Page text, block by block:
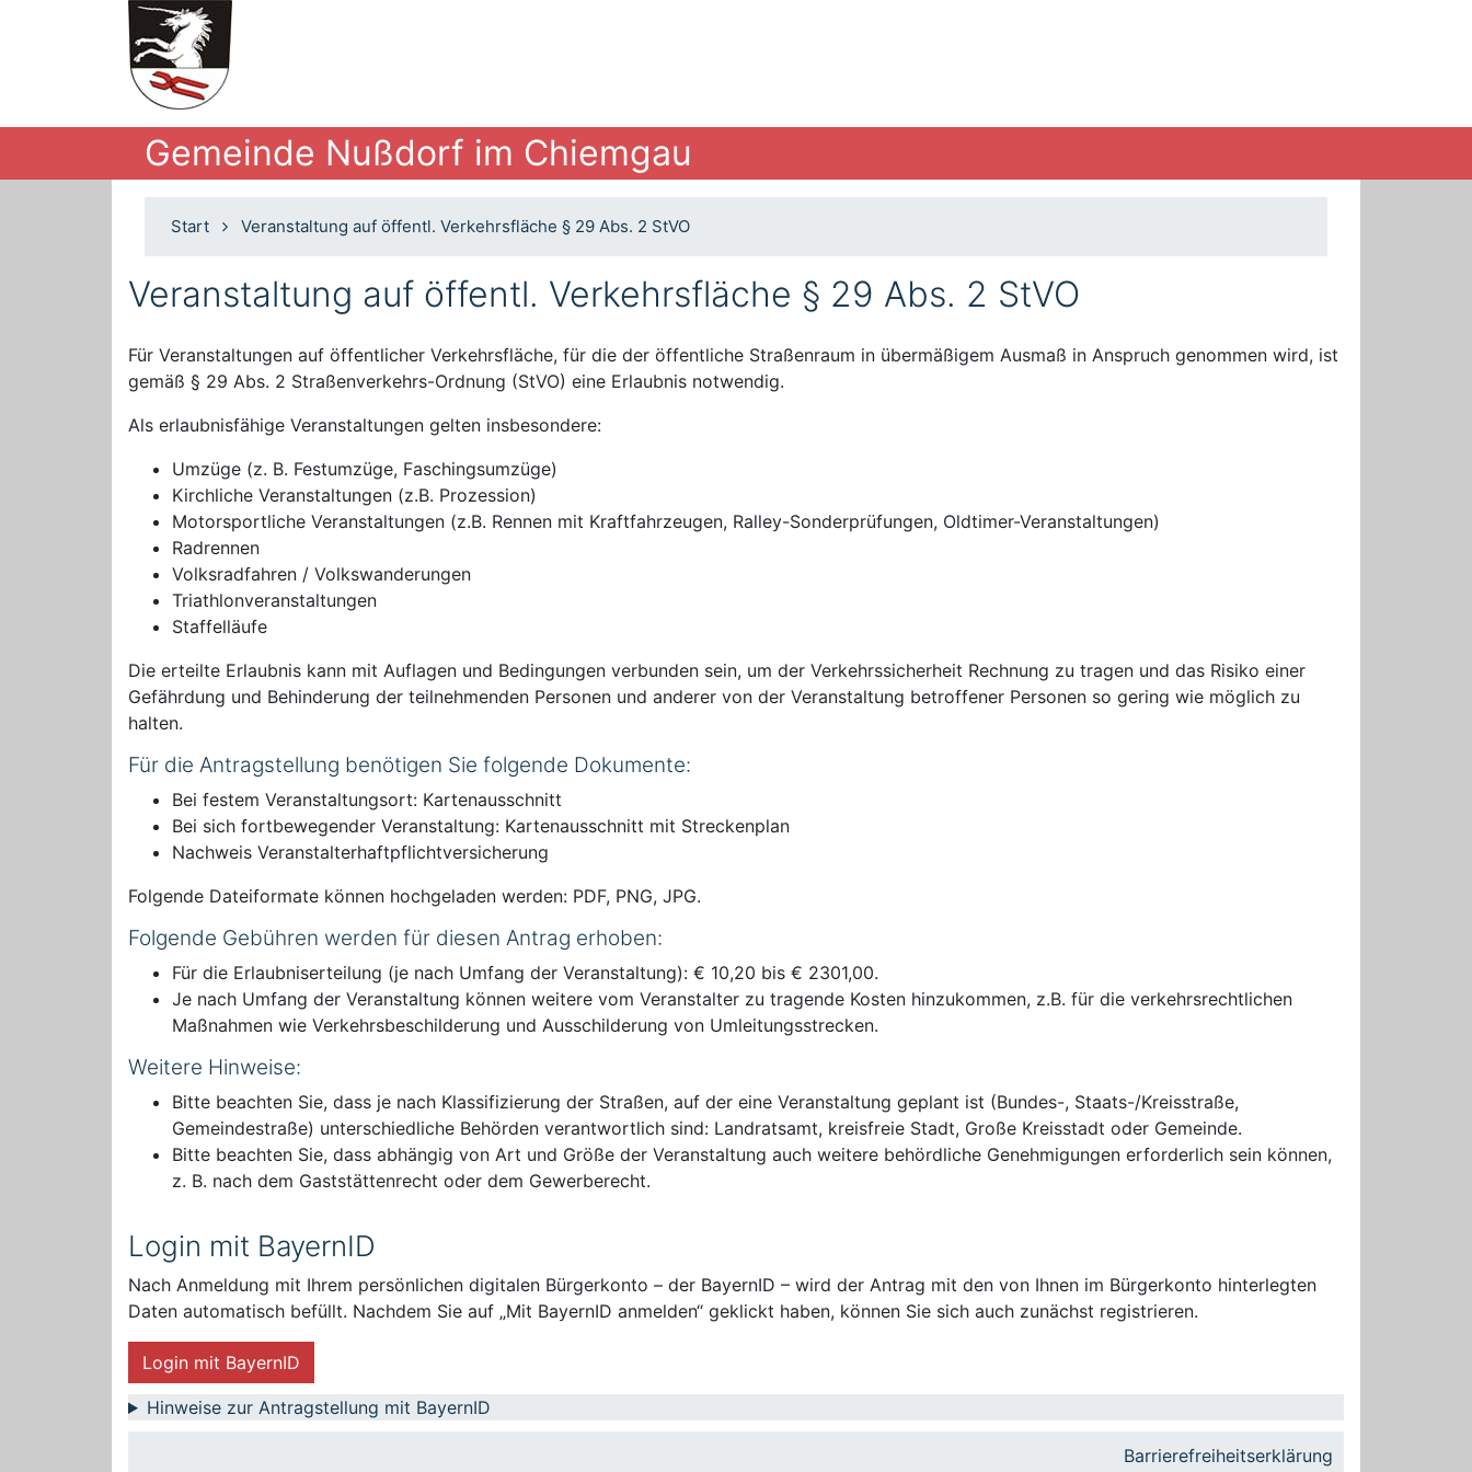
Gemeinde Nußdorf im Chiemgau
Start Veranstaltung auf öffentl. Verkehrsfläche § 29 Abs. 2 StVO
Veranstaltung auf öffentl. Verkehrsfläche § 29 Abs. 2 StVO
Für Veranstaltungen auf öffentlicher Verkehrsfläche, für die der öffentliche Straßenraum in übermäßigem Ausmaß in Anspruch genommen wird, ist
gemäß § 29 Abs. 2 Straßenverkehrs-Ordnung (StVO) eine Erlaubnis notwendig.
Als erlaubnisfähige Veranstaltungen gelten insbesondere:
Umzüge (z. B. Festumzüge, Faschingsumzüge)
Kirchliche Veranstaltungen (z.B. Prozession)
Motorsportliche Veranstaltungen (z.B. Rennen mit Kraftfahrzeugen, Ralley-Sonderprüfungen, Oldtimer-Veranstaltungen)
Radrennen
Volksradfahren / Volkswanderungen
Triathlonveranstaltungen
Staffelläufe
Die erteilte Erlaubnis kann mit Auflagen und Bedingungen verbunden sein, um der Verkehrssicherheit Rechnung zu tragen und das Risiko einer
Gefährdung und Behinderung der teilnehmenden Personen und anderer von der Veranstaltung betroffener Personen so gering wie möglich zu
halten.
Für die Antragstellung benötigen Sie folgende Dokumente:
Bei festem Veranstaltungsort: Kartenausschnitt
Bei sich fortbewegender Veranstaltung: Kartenausschnitt mit Streckenplan
Nachweis Veranstalterhaftpflichtversicherung
Folgende Dateiformate können hochgeladen werden: PDF, PNG, JPG.
Folgende Gebühren werden für diesen Antrag erhoben:
Für die Erlaubniserteilung (je nach Umfang der Veranstaltung): € 10,20 bis € 2301,00.
Je nach Umfang der Veranstaltung können weitere vom Veranstalter zu tragende Kosten hinzukommen, z.B. für die verkehrsrechtlichen
Maßnahmen wie Verkehrsbeschilderung und Ausschilderung von Umleitungsstrecken.
Weitere Hinweise:
Bitte beachten Sie, dass je nach Klassifizierung der Straßen, auf der eine Veranstaltung geplant ist (Bundes-, Staats-/Kreisstraße,
Gemeindestraße) unterschiedliche Behörden verantwortlich sind: Landratsamt, kreisfreie Stadt, Große Kreisstadt oder Gemeinde.
Bitte beachten Sie, dass abhängig von Art und Größe der Veranstaltung auch weitere behördliche Genehmigungen erforderlich sein können,
z. B. nach dem Gaststättenrecht oder dem Gewerberecht.
Login mit BayernID
Nach Anmeldung mit Ihrem persönlichen digitalen Bürgerkonto – der BayernID – wird der Antrag mit den von Ihnen im Bürgerkonto hinterlegten
Daten automatisch befüllt. Nachdem Sie auf „Mit BayernID anmelden“ geklickt haben, können Sie sich auch zunächst registrieren.
Login mit BayernID
Hinweise zur Antragstellung mit BayernID
Barrierefreiheitserklärung